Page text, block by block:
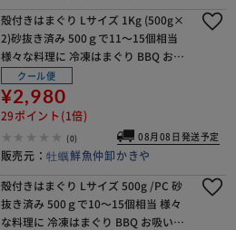
殻付きはまぐり Lサイズ 1Kg (500g×
2)砂抜き済み 500ｇで11～15個相当
様々な料理に 冷凍はまぐり BBQ お吸
い物 だしも活用
クール便
¥2,980
29ポイント(1倍)
(0) 08月08日発送予定
販売元：牡蠣鮮魚仲卸かきや
殻付きはまぐり Lサイズ 500g /PC 砂
抜き済み 500ｇで10～15個相当 様々
な料理に 冷凍はまぐり BBQ お吸い物